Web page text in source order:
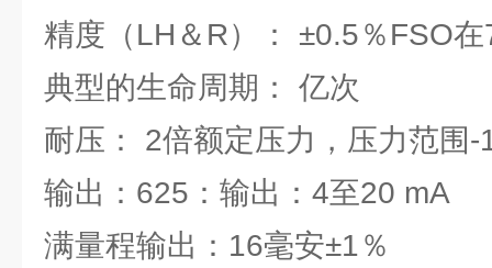
精度（LH＆R）： ±0.5％FSO在
典型的生命周期： 亿次
耐压： 2倍额定压力，压力范围-
输出：625：输出：4至20 mA
满量程输出：16毫安±1％